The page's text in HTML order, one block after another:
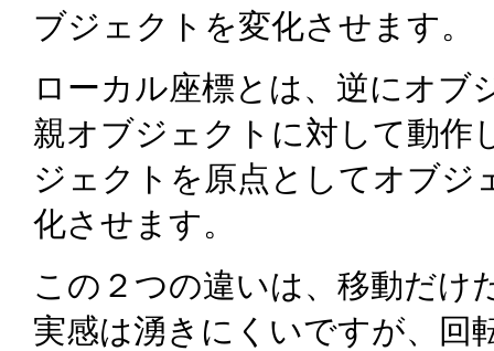
ブジェクトを変化させます。
ローカル座標とは、逆にオブ
親オブジェクトに対して動作
ジェクトを原点としてオブジ
化させます。
この２つの違いは、移動だけ
実感は湧きにくいですが、回